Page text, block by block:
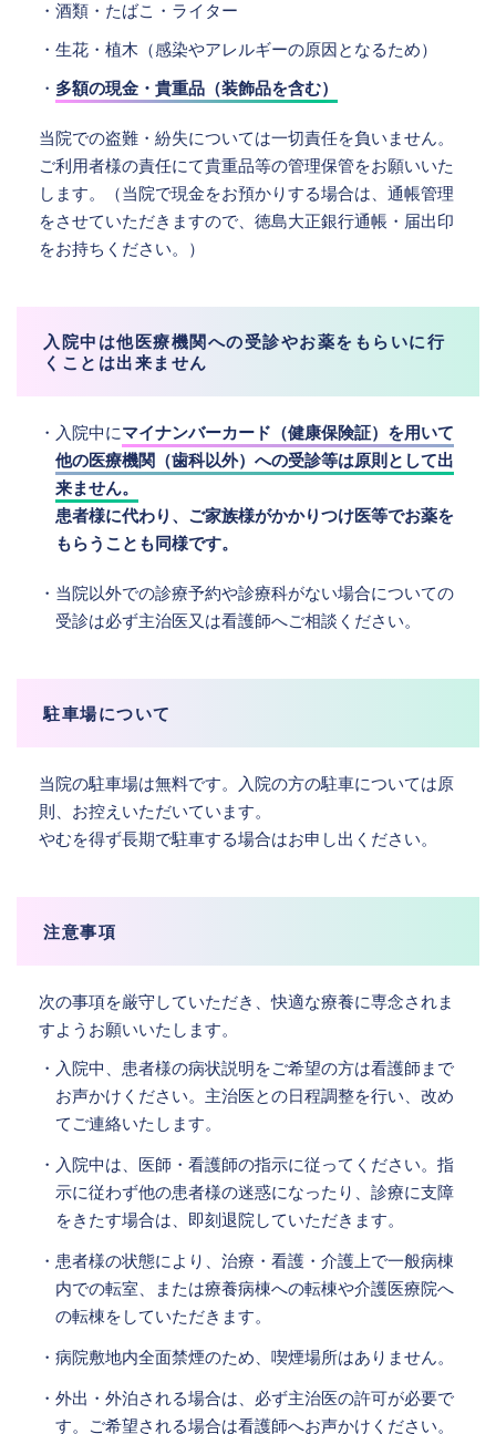
・酒類・たばこ・ライター
・生花・植木（感染やアレルギーの原因となるため）
・ 多額の現金・貴重品（装飾品を含む）
当院での盗難・紛失については一切責任を負いません。
ご利用者様の責任にて貴重品等の管理保管をお願いいた
します。（当院で現金をお預かりする場合は、通帳管理
をさせていただきますので、徳島大正銀行通帳・届出印
をお持ちください。）
入院中は他医療機関への受診やお薬をもらいに行
くことは出来ません
・入院中にマイナンバーカード（健康保険証）を用いて
他の医療機関（歯科以外）への受診等は原則として出
来ません。
患者様に代わり、ご家族様がかかりつけ医等でお薬を
もらうことも同様です。
・当院以外での診療予約や診療科がない場合についての
受診は必ず主治医又は看護師へご相談ください。
駐車場について
当院の駐車場は無料です。入院の方の駐車については原
則、お控えいただいています。
やむを得ず長期で駐車する場合はお申し出ください。
注意事項
次の事項を厳守していただき、快適な療養に専念されま
すようお願いいたします。
・入院中、患者様の病状説明をご希望の方は看護師まで
お声かけください。主治医との日程調整を行い、改め
てご連絡いたします。
・入院中は、医師・看護師の指示に従ってください。指
示に従わず他の患者様の迷惑になったり、診療に支障
をきたす場合は、即刻退院していただきます。
・患者様の状態により、治療・看護・介護上で一般病棟
内での転室、または療養病棟への転棟や介護医療院へ
の転棟をしていただきます。
・病院敷地内全面禁煙のため、喫煙場所はありません。
・外出・外泊される場合は、必ず主治医の許可が必要で
す。ご希望される場合は看護師へお声かけください。